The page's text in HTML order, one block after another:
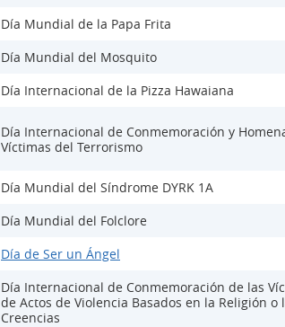
Día Mundial de la Papa Frita
Día Mundial del Mosquito
Día Internacional de la Pizza Hawaiana
Día Internacional de Conmemoración y
Víctimas del Terrorismo
Día Mundial del Síndrome DYRK 1A
Día Mundial del Folclore
Día de Ser un Ángel
Día Internacional de Conmemoración de las
de Actos de Violencia Basados en la Religión o
Creencias